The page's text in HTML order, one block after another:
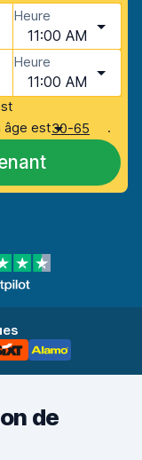
Heure
11:00 AM
Heure
11:00 AM
âge est30-65 .
de